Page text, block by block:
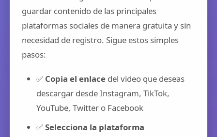
guardar contenido de las principales
plataformas sociales de manera gratuita y sin
necesidad de registro. Sigue estos simples
pasos:
✅ Copia el enlace del video que deseas
descargar desde Instagram, TikTok,
YouTube, Twitter o Facebook
✅Selecciona la plataforma